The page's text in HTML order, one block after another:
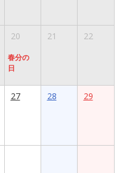
20
春分の
日
21 22
27 28 29